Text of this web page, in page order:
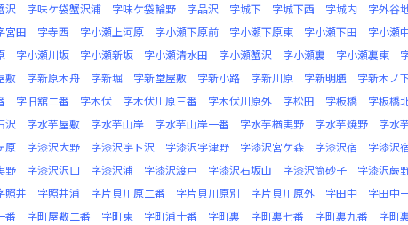
沢
字味ケ袋蟹沢浦 字味ケ袋輪野 字品沢 字城下 字城下西 字城内 字外谷
宮田 字寺西 字小瀬上河原 字小瀬下原前 字小瀬下原東 字小瀬下田 字小瀬
字小瀬川坂 字小瀬新坂 字小瀬清水田 字小瀬蟹沢 字小瀬裏 字小瀬裏東
敷
字新原木舟 字新堀 字新堂屋敷 字新小路 字新川原 字新明膳 字新木ノ
字旧舘二番 字木伏 字木伏川原三番 字木伏川原外 字松田 字板橋 字板橋
沢
字水芋屋敷 字水芋山岸 字水芋山岸一番 字水芋楢実野 字水芋焼野 字水
原
字漆沢大野 字漆沢宇ト沢 字漆沢宇津野 字漆沢宮ケ森 字漆沢宿 字漆沢
野
字漆沢沢口 字漆沢浦 字漆沢渡戸 字漆沢石坂山 字漆沢筒砂子 字漆沢蕨
照井 字照井浦 字片貝川原二番 字片貝川原別 字片貝川原外 字田中 字田中
番
字町屋敷二番 字町東 字町浦十番 字町裏 字町裏七番 字町裏九番 字町